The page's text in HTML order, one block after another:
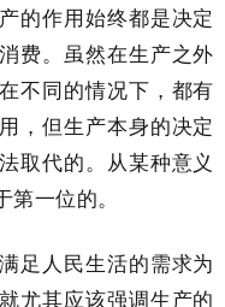
的作用始终都是决定
费。虽然在生产之外
不同的情况下，都有
，但生产本身的决定
取代的。从某种意义
一位的。
足人民生活的需求为
尤其应该强调生产的